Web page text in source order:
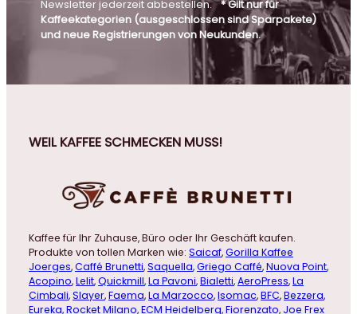
Newsletter jederzeit abbestellen.* Gilt nur für
Kaffeekategorien (ausgeschlossen sind Sparpakete)
und neue Registrierungen von Neukunden.
WEIL KAFFEE SCHMECKEN MUSS!
Kaffee für Ihr Zuhause, Büro oder Ihr Geschäft kaufen.
Produkte von tollen Marken wie: Saicaf,Gorilla Kaffee
Joerges,Caffé Brunetti,Saquella,Griego Caffé,Nuova Point,
Acopino,Lelit,Quickmill,La Pavoni,Bialetti,AeroPress,La
Cimbali,Slayer,Faema,La Marzocco,Isomac,BFC,Bezzera,
Eureka,Rocket Milano,ECM Heidelberg,Fiorenzato, Joe Frex